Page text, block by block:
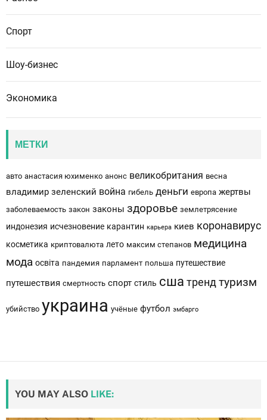
Спорт
Шоу-бизнес
Экономика
МЕТКИ
авто анастасия юхименко анонс великобритания весна
владимир зеленский война гибель деньги европа жертвы
заболеваемость закон законы здоровье землетрясение
индонезия исчезновение карантин карьера киев коронавирус
косметика криптовалюта лето максим степанов медицина
мода освіта пандемия парламент польша путешествие
путешествия смертность спорт стиль сша тренд туризм
убийство украина учёные футбол эмбарго
YOU MAY ALSO LIKE: